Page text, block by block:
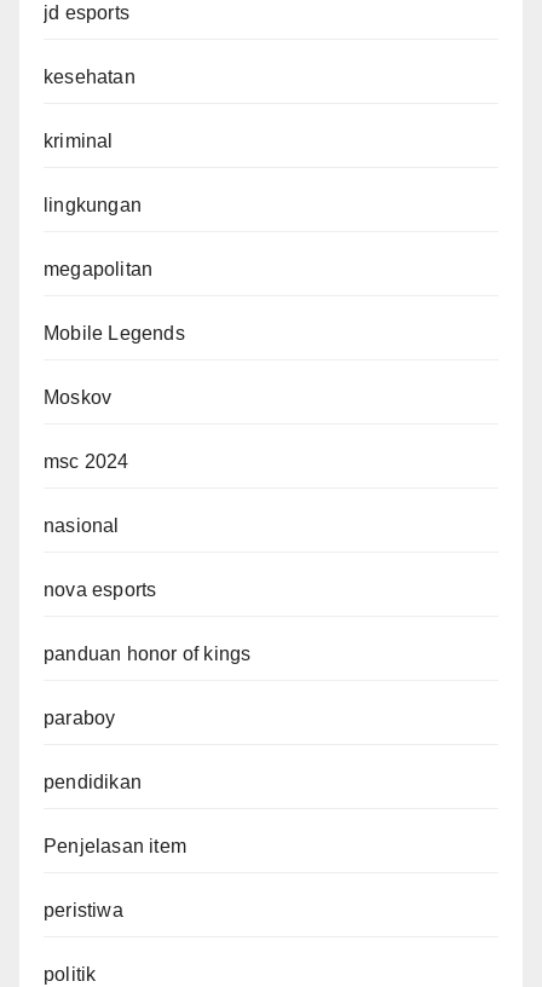
jd esports
kesehatan
kriminal
lingkungan
megapolitan
Mobile Legends
Moskov
msc 2024
nasional
nova esports
panduan honor of kings
paraboy
pendidikan
Penjelasan item
peristiwa
politik